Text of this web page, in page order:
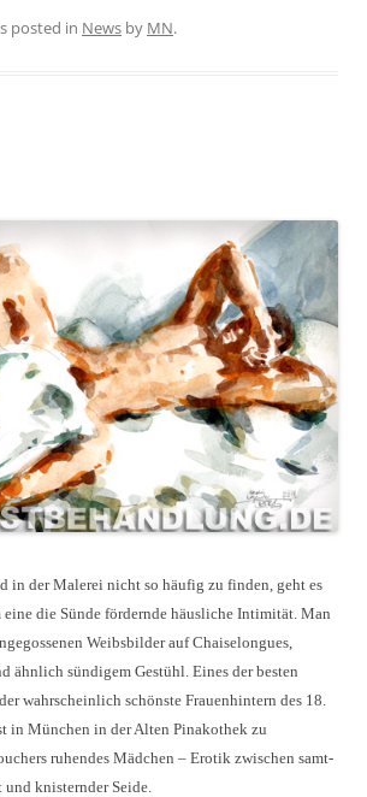
posted in News by MN.
in der Malerei nicht so häufig zu finden, geht es
eine die Sünde fördernde häusliche Intimität. Man
Weibsbilder auf Chaiselongues,
ähnlich sündigem Gestühl. Eines der besten
wahrscheinlich schönste Frauenhintern des 18.
in München in der Alten Pinakothek zu
ruhendes Mädchen – Erotik zwischen samt-
knisternder Seide.